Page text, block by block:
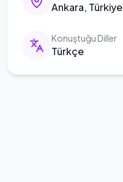
Ankara, Türkiye
Konuştuğu Diller
Türkçe